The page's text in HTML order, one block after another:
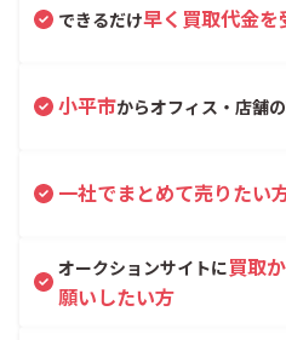
できるだけ早く買取代金
小平市からオフィス・店舗
一社でまとめて売りたい
オークションサイトに買取
願いしたい方